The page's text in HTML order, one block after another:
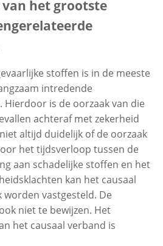
het grootste
stoffen is in de meeste
intredende
Hierdoor is de oorzaak van die
achteraf met zekerheid
altijd duidelijk of de oorzaak
het tijdsverloop tussen de
aan schadelijke stoffen en het
kan het causaal
vastgesteld. De
niet te bewijzen. Het
het causaal verband is